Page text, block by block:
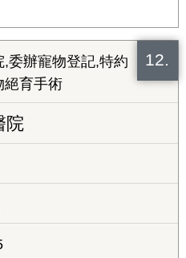
12.
委辦寵物登記,特約
絕育手術
院